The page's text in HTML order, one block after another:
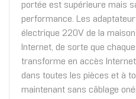
portée est supérieure mais
performance. Les
électrique 220V de la
Internet, de sorte que
transforme en accès
dans toutes les pièces et à
maintenant sans câblage